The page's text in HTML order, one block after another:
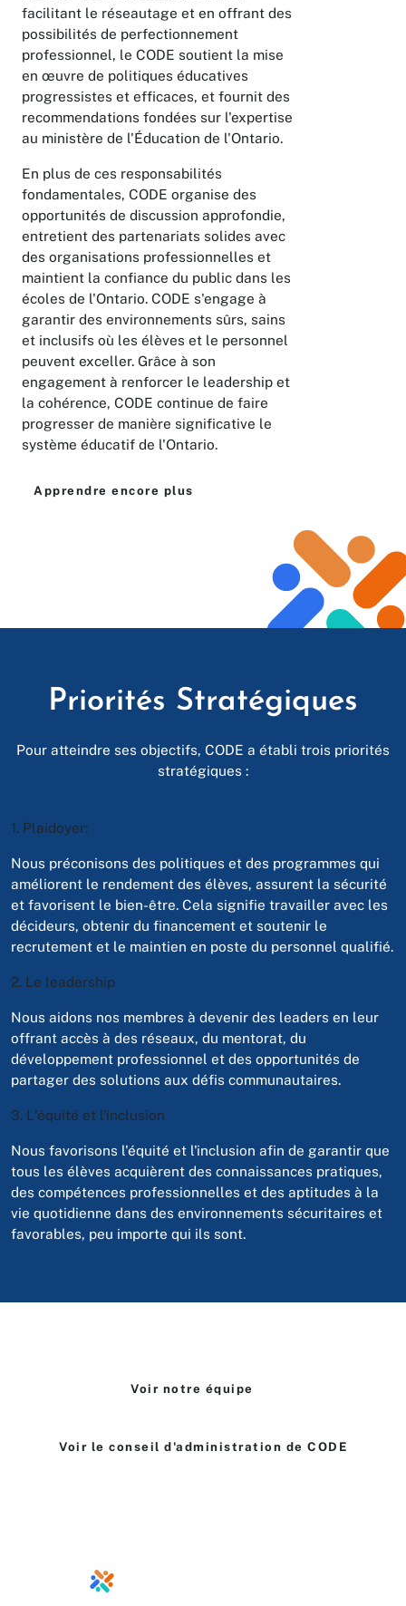
facilitant le réseautage et en offrant des
possibilités de perfectionnement
professionnel, le CODE soutient la mise
en œuvre de politiques éducatives
progressistes et efficaces, et fournit des
recommendations fondées sur l'expertise
au ministère de l'Éducation de l'Ontario.
En plus de ces responsabilités
fondamentales, CODE organise des
opportunités de discussion approfondie,
entretient des partenariats solides avec
des organisations professionnelles et
maintient la confiance du public dans les
écoles de l'Ontario. CODE s'engage à
garantir des environnements sûrs, sains
et inclusifs où les élèves et le personnel
peuvent exceller. Grâce à son
engagement à renforcer le leadership et
la cohérence, CODE continue de faire
progresser de manière significative le
système éducatif de l'Ontario.
Apprendre encore plus
Priorités Stratégiques
Pour atteindre ses objectifs, CODE a établi trois priorités
stratégiques :
1. Plaidoyer:
Nous préconisons des politiques et des programmes qui
améliorent le rendement des élèves, assurent la sécurité
et favorisent le bien-être. Cela signifie travailler avec les
décideurs, obtenir du financement et soutenir le
recrutement et le maintien en poste du personnel qualifié.
2. Le leadership
Nous aidons nos membres à devenir des leaders en leur
offrant accès à des réseaux, du mentorat, du
développement professionnel et des opportunités de
partager des solutions aux défis communautaires.
3. L'équité et l'inclusion
Nous favorisons l'équité et l'inclusion afin de garantir que
tous les élèves acquièrent des connaissances pratiques,
des compétences professionnelles et des aptitudes à la
vie quotidienne dans des environnements sécuritaires et
favorables, peu importe qui ils sont.
Voir notre équipe
Voir le conseil d'administration de CODE